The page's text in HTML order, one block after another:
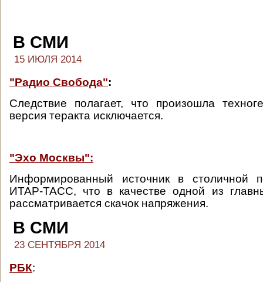
В СМИ
15 ИЮЛЯ 2014
"Радио Свобода":
Следствие полагает, что произошла
версия теракта исключается.
"Эхо Москвы":
Информированный источник в столичной
ИТАР-ТАСС, что в качестве одной из
рассматривается скачок напряжения.
В СМИ
23 СЕНТЯБРЯ 2014
РБК: